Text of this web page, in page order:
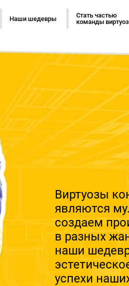
Виртуозы
являются
создаем
в разных
наши
успехи
Наши шедевры
Стать частью
команды